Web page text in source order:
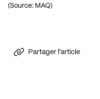
(Source: MAQ)
Partager l'article